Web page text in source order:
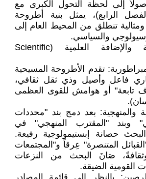
إلى لحظة التحول الكبرى مع
الرابع)، يمثل بنية أطروحة
تنطلق من المحيط العام إلى
والسياسي.
2.القيمة المعرفية والإضافة العلمية (Scientific
تقدم الأطروحة المسيحية
فاعل وأصيل وذي ثقل ثقافي،
تابعة" أو هوامش للقوى العظمى
والمنهجية: بعد دمج بند "محددات
وبند "المقترب المنهجي" في
حصانة إبستيمولوجية رفيعة.
"القبائل المتنصرة" عِرقاً و"المجتمعات
صَانَ البحث من النزعات
القومية الضيقة.